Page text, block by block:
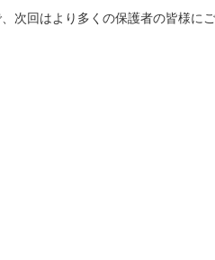
次回はより多くの保護者の皆様に